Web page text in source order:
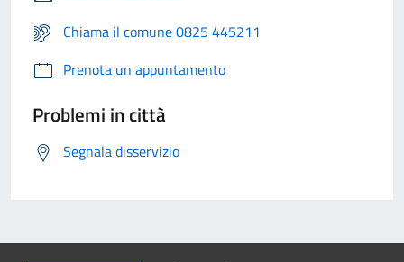
Chiama il comune 0825 445211
Prenota un appuntamento
Problemi in città
Segnala disservizio